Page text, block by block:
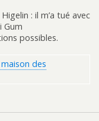
: il m’a tué avec
Gum
possibles.
des